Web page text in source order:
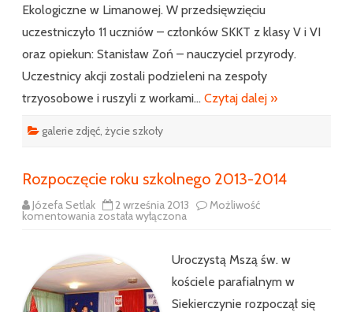
Ekologiczne w Limanowej. W przedsięwzięciu
uczestniczyło 11 uczniów – członków SKKT z klasy V i VI
oraz opiekun: Stanisław Zoń – nauczyciel przyrody.
Uczestnicy akcji zostali podzieleni na zespoły
trzyosobowe i ruszyli z workami… Czytaj dalej »
galerie zdjęć życie szkoły
Rozpoczęcie roku szkolnego 2013-2014
Józefa Setlak 2 września 2013 Możliwość
komentowania Rozpoczęcie
2014
została wyłączona
Uroczystą Mszą św. w
kościele parafialnym w
Siekierczynie rozpoczął się